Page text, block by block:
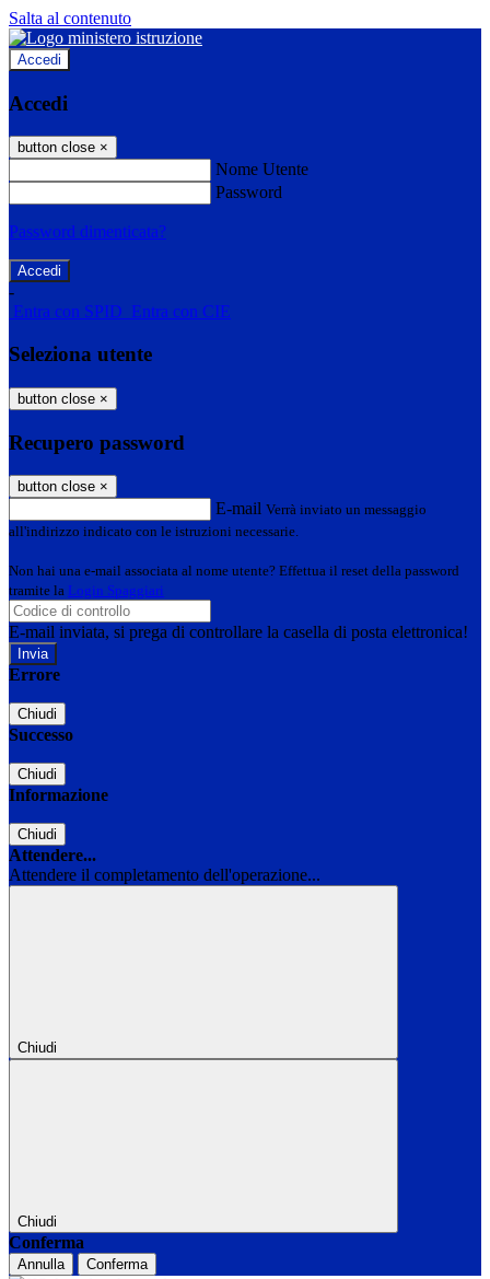
Salta al contenuto
Accedi
Accedi
button close ×
Nome Utente
Password
Password dimenticata?
-
Entra con SPID Entra con CIE
Seleziona utente
button close ×
Recupero password
button close ×
E-mail Verrà inviato un messaggio
all'indirizzo indicato con le istruzioni necessarie.
Non hai una e-mail associata al nome utente? Effettua il reset della password
tramite la Login Spaggiari
E-mail inviata, si prega di controllare la casella di posta elettronica!
Errore
Chiudi
Successo
Chiudi
Informazione
Chiudi
Attendere...
Attendere il completamento dell'operazione...
Chiudi
Chiudi
Conferma
Annulla Conferma